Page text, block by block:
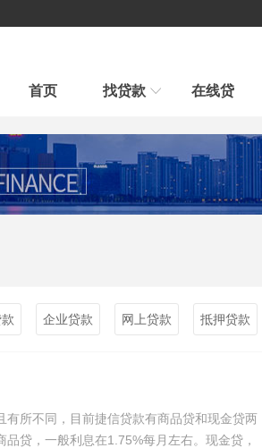
首页 找贷款
汽车贷款
贷款到、车照开、当天到账
在线贷
信用贷款
企业贷款 网上贷款 抵押贷款
所不同，目前捷信贷款有商品贷和现金贷两
贷，一般利息在1.75%每月左右。现金贷，